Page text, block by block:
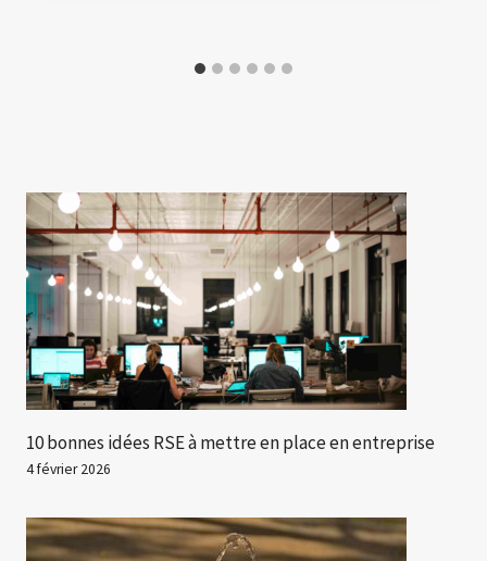
10 bonnes idées RSE à mettre en place en entreprise
4 février 2026